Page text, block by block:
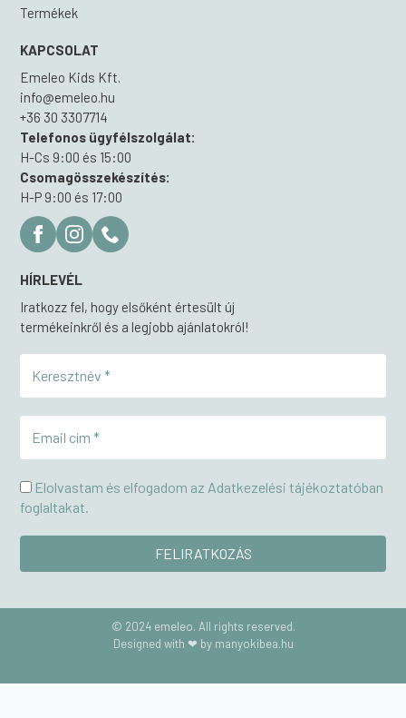
Termékek
KAPCSOLAT
Emeleo Kids Kft.
info@emeleo.hu
+36 30 3307714
Telefonos ügyfélszolgálat:
H-Cs 9:00 és 15:00
Csomagösszekészítés:
H-P 9:00 és 17:00
HÍRLEVÉL
Iratkozz fel, hogy elsőként értesült új
termékeinkről és a legjobb ajánlatokról!
Elolvastam és elfogadom az Adatkezelési tájékoztatóban
foglaltakat.
© 2024 emeleo. All rights reserved.
Designed with ❤ by manyokibea.hu